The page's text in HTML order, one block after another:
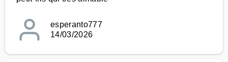
esperanto777
14/03/2026